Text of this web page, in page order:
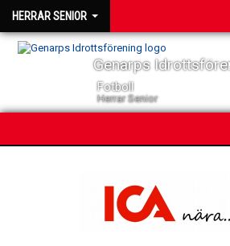
HERRAR SENIOR
Genarps
Fotboll
Herrar Senior